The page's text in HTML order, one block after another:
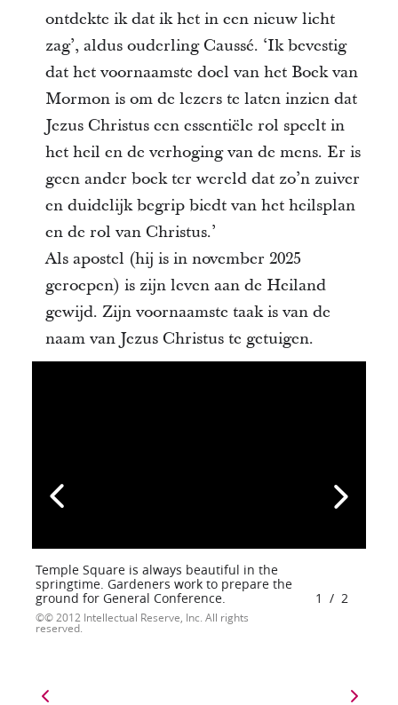
ontdekte ik dat ik het in een nieuw licht
zag’, aldus ouderling Caussé. ‘Ik bevestig
dat het voornaamste doel van het Boek van
Mormon is om de lezers te laten inzien dat
Jezus Christus een essentiële rol speelt in
het heil en de verhoging van de mens. Er is
geen ander boek ter wereld dat zo’n zuiver
en duidelijk begrip biedt van het heilsplan
en de rol van Christus.’
Als apostel (hij is in november 2025
geroepen) is zijn leven aan de Heiland
gewijd. Zijn voornaamste taak is van de
naam van Jezus Christus te getuigen.
Temple Square is always beautiful in the
springtime. Gardeners work to prepare the
ground for General Conference.
© 2012 Intellectual Reserve, Inc. All rights
reserved.
1 / 2